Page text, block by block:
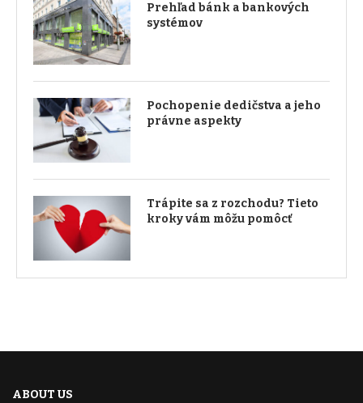
Prehľad bánk a bankových
systémov
Pochopenie dedičstva a jeho
právne aspekty
Trápite sa z rozchodu? Tieto
kroky vám môžu pomôcť
ABOUT US